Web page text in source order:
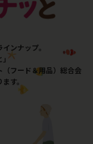
ンナップ。
」
フード＆用品）総合会
す。